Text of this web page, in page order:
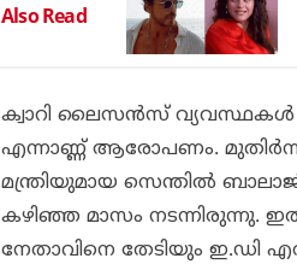
Also Read
ക്വാറി ലൈസന്‍സ് വ്യവസ്ഥകള്‍
എന്നാണ്ണ് ആരോപണം.
മന്ത്രിയുമായ സെന്തില്‍
കഴിഞ്ഞ മാസം നടന്നിരുന്നു.
നേതാവിനെ തേടിയും ഇ.ഡി